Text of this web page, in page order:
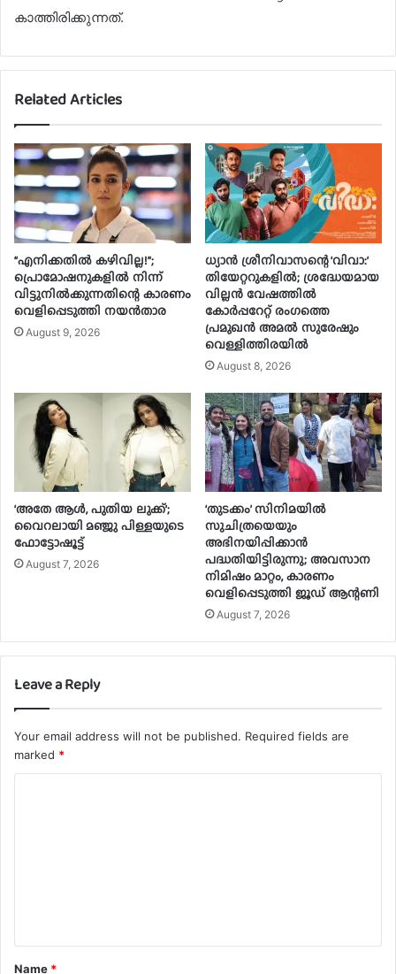
കാത്തിരിക്കുന്നത്.
Related Articles
“എനിക്കതിൽ കഴിവില്ല!”;
പ്രൊമോഷനുകളിൽ നിന്ന്
വിട്ടുനിൽക്കുന്നതിന്റെ കാരണം
വെളിപ്പെടുത്തി നയൻതാര
August 9, 2026
ധ്യാൻ ശ്രീനിവാസന്റെ ‘വിവാ:’
തിയേറ്ററുകളിൽ; ശ്രദ്ധേയമായ
വില്ലൻ വേഷത്തിൽ
കോർപ്പറേറ്റ് രംഗത്തെ
പ്രമുഖൻ അമൽ സുരേഷും
വെള്ളിത്തിരയിൽ
August 8, 2026
‘അതേ ആൾ, പുതിയ ലുക്ക്’;
വൈറലായി മഞ്ജു പിള്ളയുടെ
ഫോട്ടോഷൂട്ട്
August 7, 2026
‘തുടക്കം’ സിനിമയിൽ
സുചിത്രയെയും
അഭിനയിപ്പിക്കാൻ
പദ്ധതിയിട്ടിരുന്നു; അവസാന
നിമിഷം മാറ്റം, കാരണം
വെളിപ്പെടുത്തി ജൂഡ് ആന്റണി
August 7, 2026
Leave a Reply
Your email address will not be published. Required fields are
marked *
t
Name *